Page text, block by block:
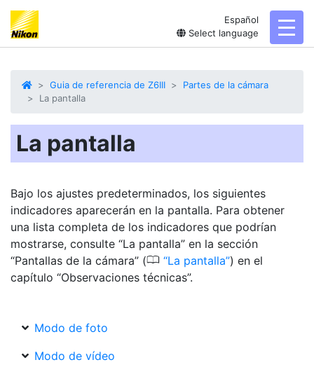
Español
Select language
Guia de referencia de Z6III
Partes de la cámara
La pantalla
La pantalla
Bajo los ajustes predeterminados, los siguientes
indicadores aparecerán en la pantalla. Para obtener
una lista completa de los indicadores que podrían
mostrarse, consulte “La pantalla” en la sección
“Pantallas de la cámara” (0 La pantalla ) en el
capítulo “Observaciones técnicas”.
Modo de foto
Modo de vídeo